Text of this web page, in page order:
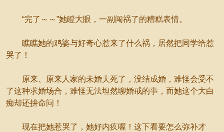
“完了～～”她瞪大眼，一副闯祸了的糟糕表情。
瞧瞧她的鸡婆与好奇心惹来了什么祸，居然把同学给惹
哭了！
原来、原来人家的未婚夫死了，没结成婚，难怪会受不
了这种求婚场合，难怪无法坦然聊婚戒的事，而她这个大白
痴却还拚命问！
现在把她惹哭了，她好内疚喔！这下看要怎么弥补才